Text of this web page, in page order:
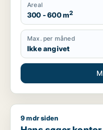
Areal
300 - 600 m2
Max. per måned
Ikke angivet
Hans søger kontor,
9 mdr siden